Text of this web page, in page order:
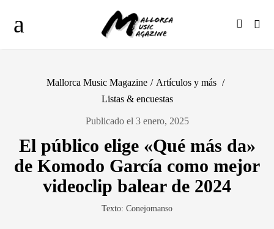
Mallorca Music Magazine / Artículos y más /
Listas & encuestas
Publicado el 3 enero, 2025
El público elige «Qué más da»
de Komodo García como mejor
videoclip balear de 2024
Texto: Conejomanso